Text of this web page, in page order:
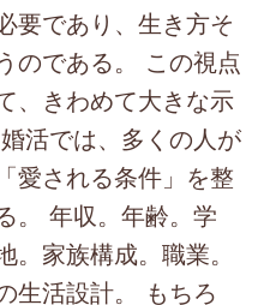
要であり、生き方そ
のである。 この視点
、きわめて大きな示
活では、多くの人が
愛される条件」を整
。 年収。年齢。学
家族構成。職業。
生活設計。 もちろ